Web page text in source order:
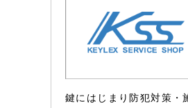
鍵にはじまり防犯対策・